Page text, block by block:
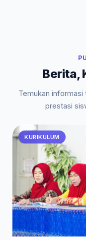
Berita,
Temukan informasi
prestasi
KURIKULUM